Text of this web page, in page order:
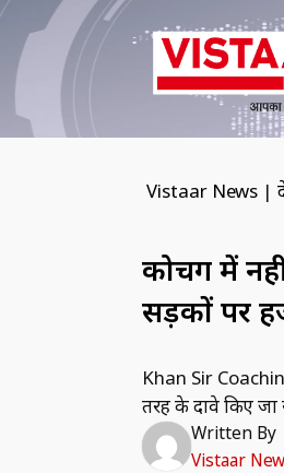
Vistaar News |
कोचिंग में
सड़कों पर
Khan Sir
तरह के दावे क‍िए जा
Written By
Vistaar